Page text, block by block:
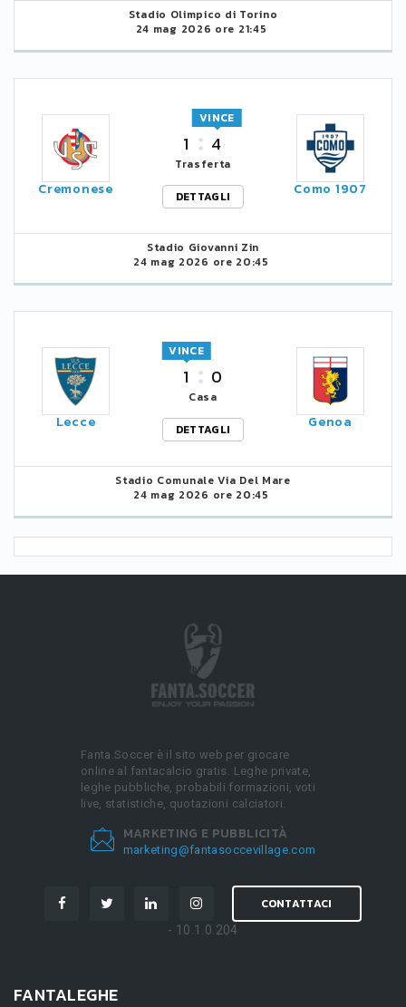
Stadio Olimpico di Torino
24 mag 2026 ore 21:45
Cremonese
1 4
VINCE
Trasferta
DETTAGLI
Como 1907
Stadio Giovanni Zin
24 mag 2026 ore 20:45
Lecce
1
VINCE
0
Casa
DETTAGLI
Genoa
Stadio Comunale Via Del Mare
24 mag 2026 ore 20:45
Fanta.Soccer è il sito web per giocare
online al fantacalcio gratis. Leghe private,
leghe pubbliche, probabili formazioni, voti
live, statistiche, quotazioni calciatori.
MARKETING E PUBBLICITÀ
marketing@fantasoccevillage.com
CONTATTACI
- 10.1.0.204
FANTALEGHE